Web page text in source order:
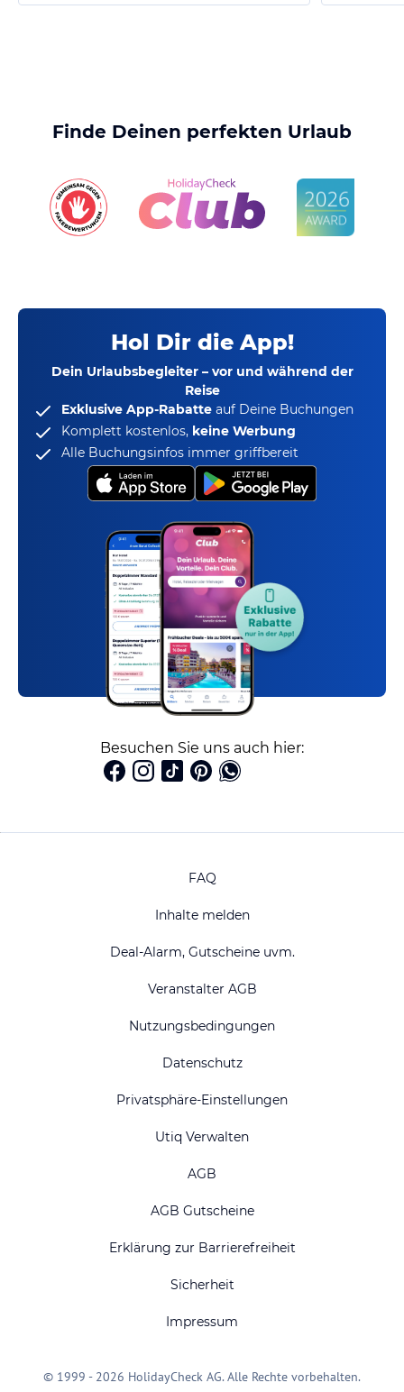
Finde Deinen perfekten Urlaub
Hol Dir die App!
Dein Urlaubsbegleiter – vor und während der
Reise
Exklusive App-Rabatte auf Deine Buchungen
Komplett kostenlos, keine Werbung
Alle Buchungsinfos immer griffbereit
Besuchen Sie uns auch hier:
FAQ
Inhalte melden
Deal-Alarm, Gutscheine uvm.
Veranstalter AGB
Nutzungsbedingungen
Datenschutz
Privatsphäre-Einstellungen
Utiq Verwalten
AGB
AGB Gutscheine
Erklärung zur Barrierefreiheit
Sicherheit
Impressum
© 1999 - 2026 HolidayCheck AG. Alle Rechte vorbehalten.